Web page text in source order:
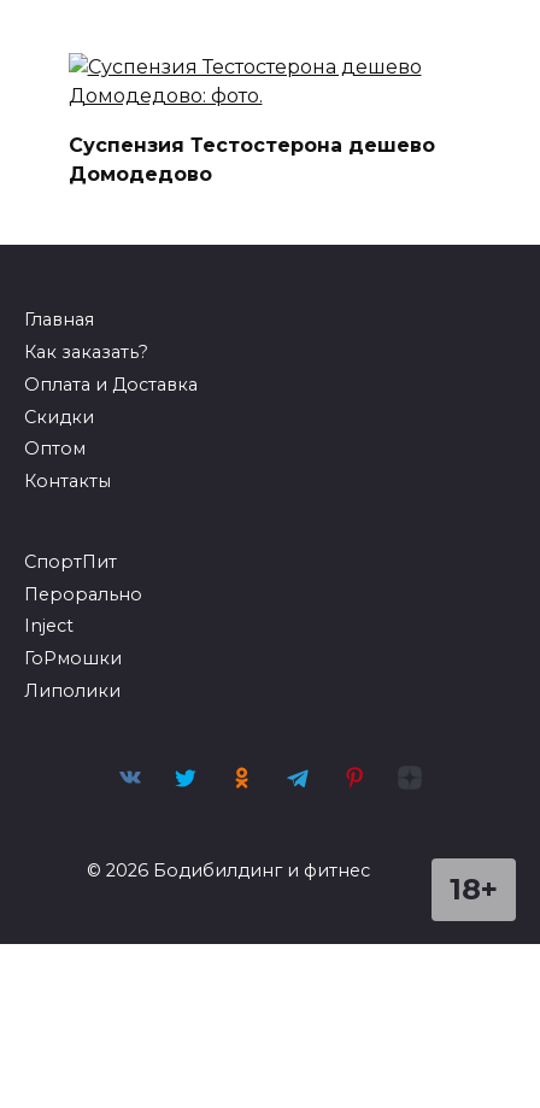
Суспензия Тестостерона дешево
Домодедово
Главная
Как заказать?
Оплата и Доставка
Скидки
Оптом
Контакты
СпортПит
Перорально
Inject
ГоРмошки
Липолики
18+
© 2026 Бодибилдинг и фитнес